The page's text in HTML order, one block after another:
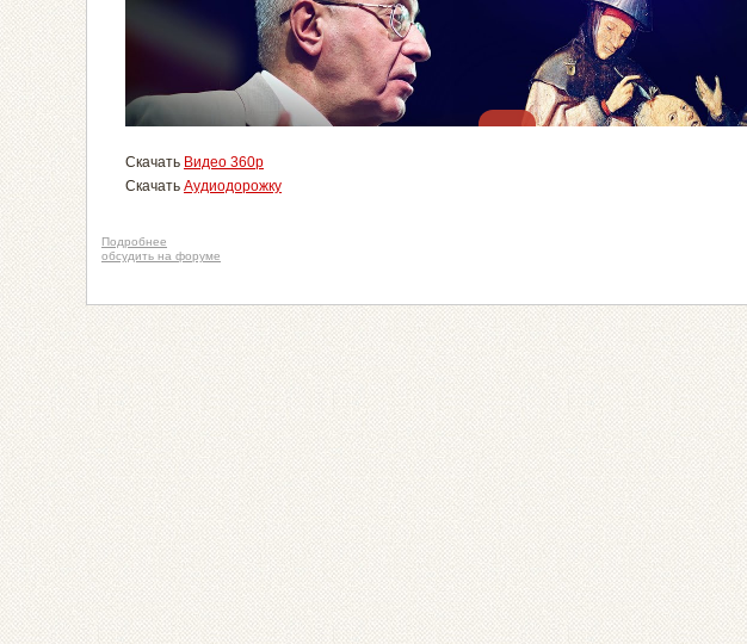
Скачать Видео 360p
Скачать Аудиодорожку
Подробнее
обсудить на форуме